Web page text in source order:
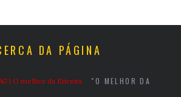
DA PÁGINA
"O MELHOR DA